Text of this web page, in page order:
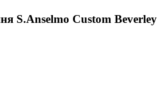
S.Anselmo Custom Beverley